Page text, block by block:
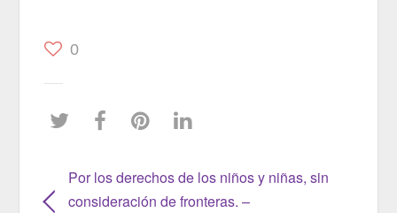
0
Por los derechos de los niños y niñas, sin
consideración de fronteras. –